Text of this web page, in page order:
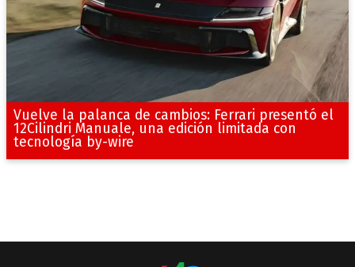
Vuelve la palanca de cambios: Ferrari presentó el
12Cilindri Manuale, una edición limitada con
tecnología by-wire